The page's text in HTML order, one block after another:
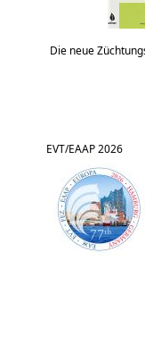
Die neue
EVT/EAAP 2026